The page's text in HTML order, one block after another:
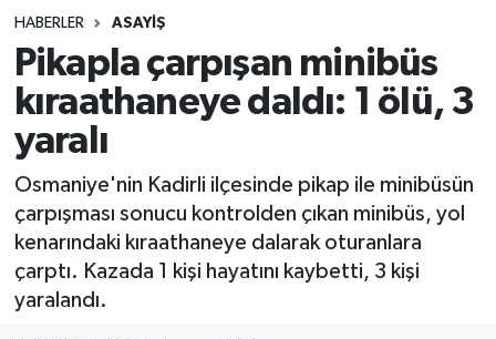
HABERLER ASAYIŞ
Pikapla çarpışan minibüs
kıraathaneye daldı: 1 ölü, 3
yaralı
Osmaniye'nin Kadirli ilçesinde pikap ile minibüsün
çarpışması sonucu kontrolden çıkan minibüs, yol
kenarındaki kıraathaneye dalarak oturanlara
çarptı. Kazada 1 kişi hayatını kaybetti, 3 kişi
yaralandı.
Spor
Teknoloji
Yaşam